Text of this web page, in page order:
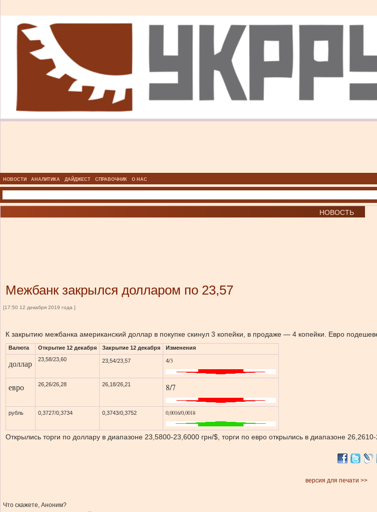
НОВОСТИ АНАЛИТИКА ДАЙДЖЕСТ СПРАВОЧНИК О НАС
НОВОСТЬ
Межбанк закрылся долларом по 23,57
[17:50 12 декабря 2019 года ]
К закрытию межбанка американский доллар в покупке скинул 3 копейки, в продаже — 4 копейки. Евро
Валюта Открытие 12 декабря Закрытие 12 декабря Изменения
доллар 23,58/23,60 23,54/23,57 4/3
евро 26,26/26,28 26,18/26,21 8/7
рубль 0,3727/0,3734 0,3743/0,3752 0,0016/0,0018
Открылись торги по доллару в диапазоне 23,5800-23,6000 грн/$, торги по евро открылись в диапазоне
версия для печати >>
Что скажете, Аноним?